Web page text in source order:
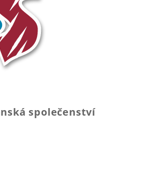
společenství